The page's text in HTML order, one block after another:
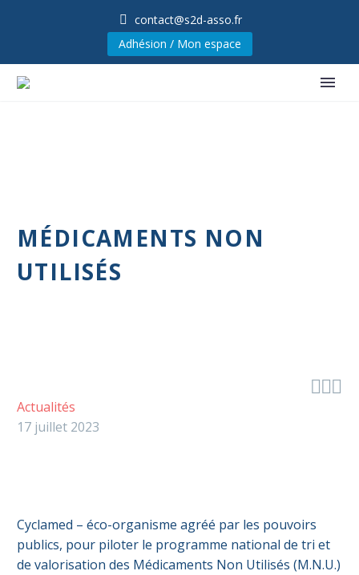
contact@s2d-asso.fr
Adhésion / Mon espace
MÉDICAMENTS NON
UTILISÉS

Actualités
17 juillet 2023
Cyclamed – éco-organisme agréé par les pouvoirs
publics, pour piloter le programme national de tri et
de valorisation des Médicaments Non Utilisés (M.N.U.)